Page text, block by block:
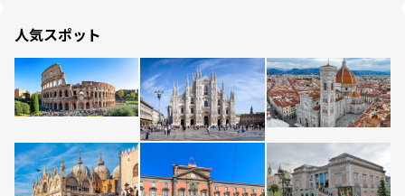
人気スポット